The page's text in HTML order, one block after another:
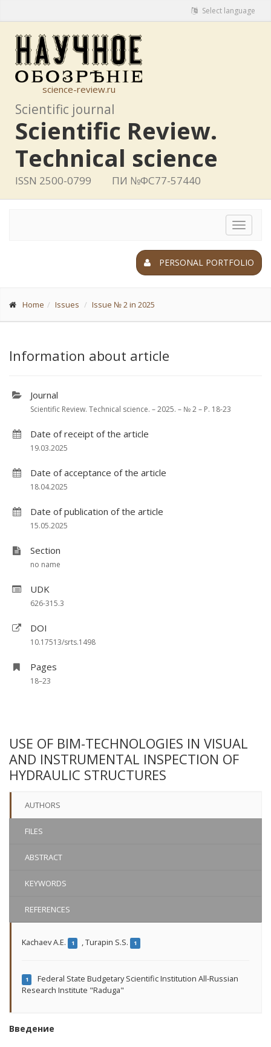
Select language
science-review.ru
Scientific journal
Scientific Review.
Technical science
ISSN 2500-0799 ПИ №ФС77-57440
Toggle
PERSONAL PORTFOLIO
Home Issues Issue № 2 in 2025
Information about article
Journal
Scientific Review. Technical science. – 2025. – № 2 – P. 18-23
Date of receipt of the article
19.03.2025
Date of acceptance of the article
18.04.2025
Date of publication of the article
15.05.2025
Section
no name
UDK
626-315.3
DOI
10.17513/srts.1498
Pages
18–23
USE OF BIM-TECHNOLOGIES IN VISUAL
AND INSTRUMENTAL INSPECTION OF
HYDRAULIC STRUCTURES
AUTHORS
FILES
ABSTRACT
KEYWORDS
REFERENCES
Kachaev A.E. 1 ,Turapin S.S. 1
1
Federal State Budgetary Scientific Institution All-Russian
Research Institute "Raduga"
Введение